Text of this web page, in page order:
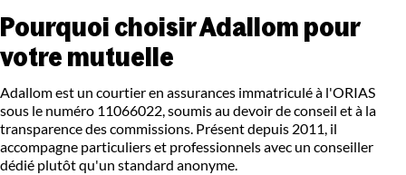
Pourquoi choisir Adallom pour
votre mutuelle
Adallom est un courtier en assurances immatriculé à l'ORIAS
sous le numéro 11066022, soumis au devoir de conseil et à la
transparence des commissions. Présent depuis 2011, il
accompagne particuliers et professionnels avec un conseiller
dédié plutôt qu'un standard anonyme.